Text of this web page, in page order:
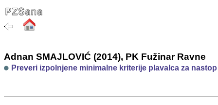
Adnan SMAJLOVIĆ (2014), PK Fužinar Ravne
Preveri izpolnjene minimalne kriterije plavalca za